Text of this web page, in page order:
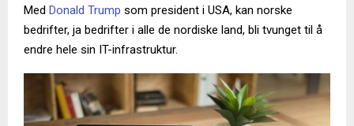
Med Donald Trump som president i USA, kan norske
bedrifter, ja bedrifter i alle de nordiske land, bli tvunget til å
endre hele sin IT-infrastruktur.